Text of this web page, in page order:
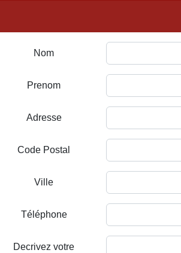
Nom
Prenom
Adresse
Code Postal
Ville
Téléphone
Decrivez votre